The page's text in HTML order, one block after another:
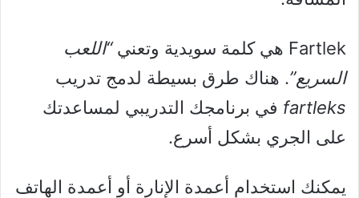
Fartlek هي كلمة سويدية وتعني
“اللعب
السريع”. هناك طرق بسيطة لدمج تدريب
fartleks في برنامجك التدريبي لمساعدتك
على الجري بشكل أسرع.
يمكنك استخدام أعمدة الإنارة أو أعمدة الهاتف